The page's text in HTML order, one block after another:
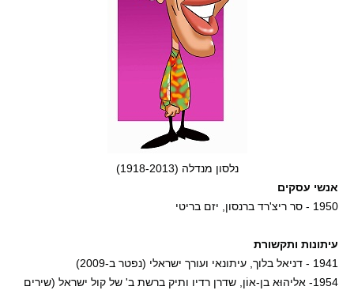
נלסון מנדלה (1918-2013)
אנשי עסקים
1950 - סר ריצ'רד ברנסון, יזם בריטי
עיתונות ותקשורת
1941 - דניאל בלוך, עיתונאי ועורך ישראלי (נפטר ב-2009)
1954- אליהוּ‏א בן-אוֹ‏ן, שדרן רדיו ותיק ברשת ב' של קול ישראל (שירים